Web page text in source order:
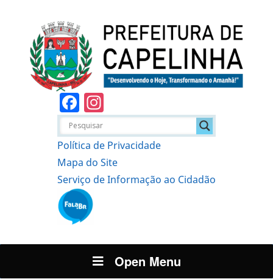
Facebook
Política de Privacidade
Mapa do Site
Serviço de Informação ao Cidadão
Open Menu